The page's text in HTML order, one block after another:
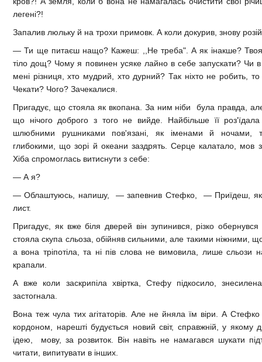
легені?!
Запалив люльку й на трохи примовк. А коли докурив, знову
— Ти ще питаєш нащо? Кажеш: ,,Не треба". А як інакше? Твоя
тіло дощ? Чому я повинен усяке лайно в себе запускати? Чи в
мені різниця, хто мудрий, хто дурний? Так ніхто не робить,
Чекати? Чого? Зачекалися.
Пригадує, що стояла як вкопана. За ним ніби була правда,
що нічого доброго з того не вийде. Найбільше її
шлюбними рушниками пов'язані, як іменами й ночами,
глибокими, що зорі й океани заздрять. Серце калатало, мов
Хіба спромоглась витиснути з себе:
— А я?
— Облаштуюсь, напишу, — запевнив Стефко, — Приїдеш, як
лист.
Пригадує, як вже біля дверей він зупинився, різко
стояла скупа сльоза, обійняв сильними, але такими ніжними,
а вона тріпотіла, та ні пів слова не вимовила, лише сльози
крапали.
А вже коли заскрипіла хвіртка, Стефу підкосило,
застогнала.
Вона теж чула тих агітаторів. Але не йняла їм віри. А
кордоном, нарешті будується новий світ, справжній, у якому
ідею, мову, за розвиток. Він навіть не намагався шукати
читати, випитувати в інших.